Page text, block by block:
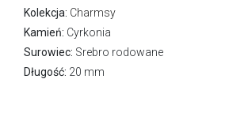
Kolekcja: Charmsy
Kamień: Cyrkonia
Surowiec: Srebro rodowane
Długość: 20 mm